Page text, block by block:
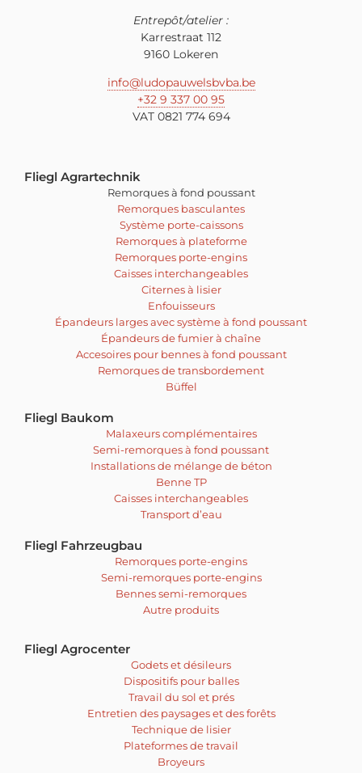
Entrepôt/atelier :
Karrestraat 112
9160 Lokeren
info@ludopauwelsbvba.be
+32 9 337 00 95
VAT 0821 774 694
Fliegl Agrartechnik
Remorques à fond poussant
Remorques basculantes
Système porte-caissons
Remorques à plateforme
Remorques porte-engins
Caisses interchangeables
Citernes à lisier
Enfouisseurs
Épandeurs larges avec système à fond poussant
Épandeurs de fumier à chaîne
Accesoires pour bennes à fond poussant
Remorques de transbordement
Büffel
Fliegl Baukom
Malaxeurs complémentaires
Semi-remorques à fond poussant
Installations de mélange de béton
Benne TP
Caisses interchangeables
Transport d’eau
Fliegl Fahrzeugbau
Remorques porte-engins
Semi-remorques porte-engins
Bennes semi-remorques
Autre produits
Fliegl Agrocenter
Godets et désileurs
Dispositifs pour balles
Travail du sol et prés
Entretien des paysages et des forêts
Technique de lisier
Plateformes de travail
Broyeurs